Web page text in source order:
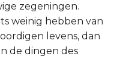
zegeningen.
weinig hebben van
levens, dan
de dingen des